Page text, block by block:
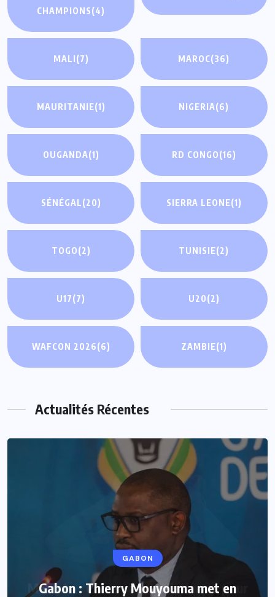
CHAMPIONS(4)
MALI(7) MAROC(36)
MAURITANIE(1) NIGERIA(6)
OUGANDA(1) RD CONGO(16)
SÉNÉGAL(20) SIERRA LEONE(1)
TOGO(2) TUNISIE(2)
U17(7) U20(2)
WAFCON 2026(6) ZAMBIE(1)
Actualités Récentes
GABON
Gabon : Thierry Mouyouma met en